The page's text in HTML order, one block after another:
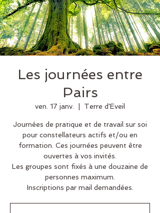
Les journées entre
Pairs
ven. 17 janv. Terre d'Eveil
Journées de pratique et de travail sur soi
pour constellateurs actifs et/ou en
formation. Ces journées peuvent être
ouvertes à vos invités.
Les groupes sont fixés à une douzaine de
personnes maximum.
Inscriptions par mail demandées.